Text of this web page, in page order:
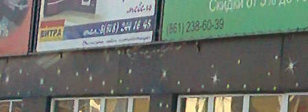
60
Цена за помещение
2 500 руб.
Цена за 1 кв. м
500 руб.
О помещении